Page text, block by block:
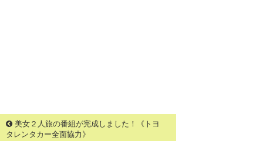
美女２人旅の番組が完成しました！《トヨ
タレンタカー全面協力》